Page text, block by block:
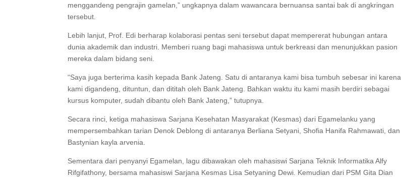
menggandeng pengrajin gamelan,” ungkapnya dalam wawancara bernuansa santai bak di angkringan
tersebut.
Lebih lanjut, Prof. Edi berharap kolaborasi pentas seni tersebut dapat mempererat hubungan antara
dunia akademik dan industri. Memberi ruang bagi mahasiswa untuk berkreasi dan menunjukkan pasion
mereka dalam bidang seni.
“Saya juga berterima kasih kepada Bank Jateng. Satu di antaranya kami bisa tumbuh sebesar ini karena
kami digandeng, dituntun, dan dititah oleh Bank Jateng. Bahkan waktu itu kami masih berdiri sebagai
kursus komputer, sudah dibantu oleh Bank Jateng,” tutupnya.
Secara rinci, ketiga mahasiswa Sarjana Kesehatan Masyarakat (Kesmas) dari Egamelanku yang
mempersembahkan tarian Denok Deblong di antaranya Berliana Setyani, Shofia Hanifa Rahmawati, dan
Bastynian kayla arvenia.
Sementara dari penyanyi Egamelan, lagu dibawakan oleh mahasiswi Sarjana Teknik Informatika Alfy
Rifgifathony, bersama mahasiswi Sarjana Kesmas Lisa Setyaning Dewi. Kemudian dari PSM Gita Dian